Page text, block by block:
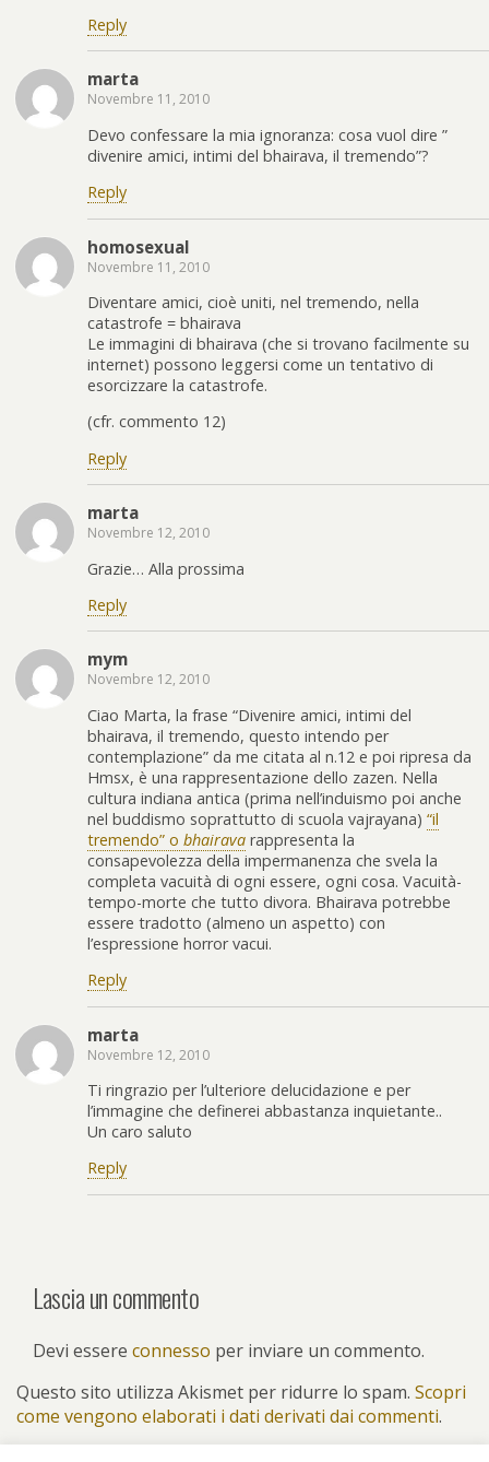
Reply
marta
Novembre 11, 2010
Devo confessare la mia ignoranza: cosa vuol dire ”
divenire amici, intimi del bhairava, il tremendo”?
Reply
homosexual
Novembre 11, 2010
Diventare amici, cioè uniti, nel tremendo, nella
catastrofe = bhairava
Le immagini di bhairava (che si trovano facilmente su
internet) possono leggersi come un tentativo di
esorcizzare la catastrofe.
(cfr. commento 12)
Reply
marta
Novembre 12, 2010
Grazie… Alla prossima
Reply
mym
Novembre 12, 2010
Ciao Marta, la frase “Divenire amici, intimi del
bhairava, il tremendo, questo intendo per
contemplazione” da me citata al n.12 e poi ripresa da
Hmsx, è una rappresentazione dello zazen. Nella
cultura indiana antica (prima nell’induismo poi anche
nel buddismo soprattutto di scuola vajrayana) “il
tremendo” o bhairava rappresenta la
consapevolezza della impermanenza che svela la
completa vacuità di ogni essere, ogni cosa. Vacuità-
tempo-morte che tutto divora. Bhairava potrebbe
essere tradotto (almeno un aspetto) con
l’espressione horror vacui.
Reply
marta
Novembre 12, 2010
Ti ringrazio per l’ulteriore delucidazione e per
l’immagine che definerei abbastanza inquietante..
Un caro saluto
Reply
Lascia un commento
Devi essere connesso per inviare un commento.
Questo sito utilizza Akismet per ridurre lo spam. Scopri
come vengono elaborati i dati derivati dai commenti.